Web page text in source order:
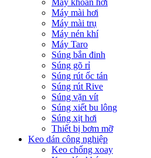
Máy khoan hơi
Máy mài hơi
Máy mài trụ
Máy nén khí
Máy Taro
Súng bắn đinh
Súng gõ rỉ
Súng rút ốc tán
Súng rút Rive
Súng vặn vít
Súng xiết bu lông
Súng xịt hơi
Thiết bị bơm mỡ
Keo dán công nghiệp
Keo chống xoay